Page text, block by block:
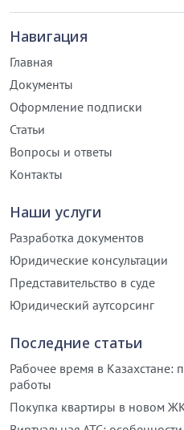
Навигация
Главная
Документы
Оформление подписки
Статьи
Вопросы и ответы
Контакты
Наши услуги
Разработка документов
Юридические консультации
Представительство в суде
Юридический аутсорсинг
Последние статьи
Рабочее время в
работы
Покупка квартиры в новом